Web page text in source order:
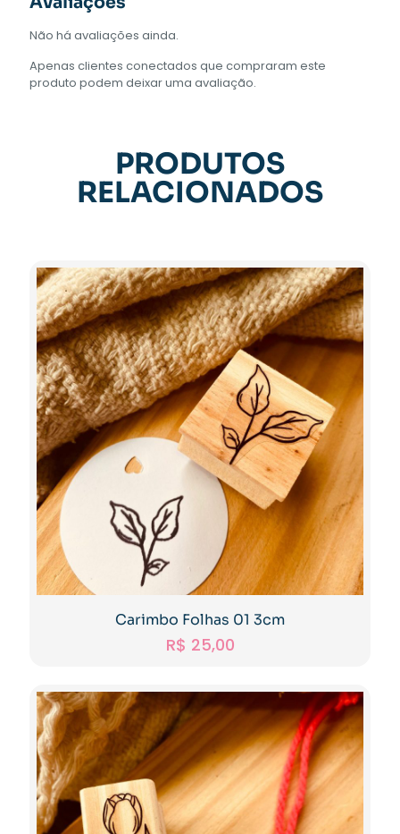
Não há avaliações ainda.
Apenas clientes conectados que compraram este
produto podem deixar uma avaliação.
PRODUTOS
RELACIONADOS
Carimbo Folhas 01 3cm
R$ 25,00